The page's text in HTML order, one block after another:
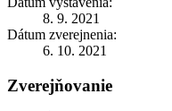
8. 9. 2021
Dátum zverejnenia:
6. 10. 2021
Zverejňovanie